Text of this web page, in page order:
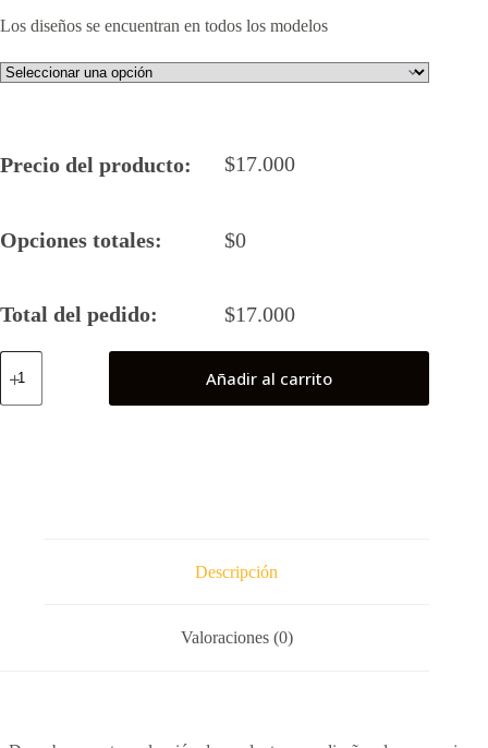
Los diseños se encuentran en todos los modelos
Precio del producto: $17.000
Opciones totales: $0
Total del pedido: $17.000
Haikyuu
Local
Añadir al carrito
Descripción
Valoraciones (0)